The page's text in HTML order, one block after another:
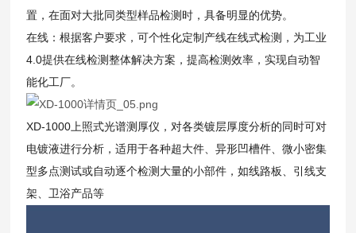
置，在面对大批同类型样品检测时，具备明显的优势。
在线：根据客户要求，可个性化定制产线在线式检测，为工业
4.0提供在线检测整体解决方案，提高检测效率，实现自动智
能化工厂。
XD-1000上照式光谱测厚仪，对各类镀层厚度分析的同时可对
电镀液进行分析，适用于各种超大件、异形凹槽件、微小密集
型多点测试或自动逐个检测大量的小部件，如线路板、引线支
架、卫浴产品等